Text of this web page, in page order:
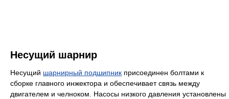
Несущий шарнир
Несущий шарнирный подшипник присоединен болтами к
сборке главного инжектора и обеспечивает связь между
двигателем и челноком. Насосы низкого давления установлены